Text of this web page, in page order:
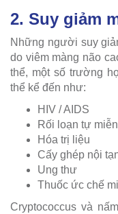
2. Suy giảm
Những người suy
do viêm màng não
thể, một số trường
thể kể đến như:
HIV / AIDS
Rối loạn tự
Hóa trị liệu
Cấy ghép nội
Ung thư
Thuốc ức chế
Cryptococcus và